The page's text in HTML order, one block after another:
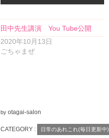
田中先生講演 You Tube公開
2020年10月13日
ごちゃまぜ
by otagai-salon
CATEGORY : 日常のあれこれ(毎日更新中)